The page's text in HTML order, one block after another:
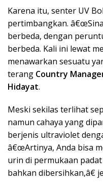
Karena itu, senter UV
pertimbangkan.
berbeda, dengan
berbeda. Kali ini lewat
menawarkan sesuatu
terang Country
Hidayat.
Meski sekilas terlihat
namun cahaya yang
berjenis ultraviolet
â€œArtinya, Anda bisa
urin di permukaan
bahkan dibersihkan,â€